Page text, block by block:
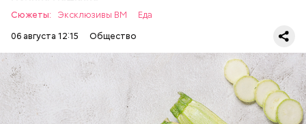
Сюжеты: Эксклюзивы ВМ
Еда
06 августа 12:15
Общество
Ингредиенты: